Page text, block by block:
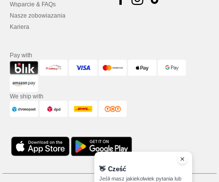
Wsparcie & FAQs
Nasze zobowiazania
Kariera
Pay with
We ship with
👋 Cześć
Jeśli masz jakiekolwiek pytania lub